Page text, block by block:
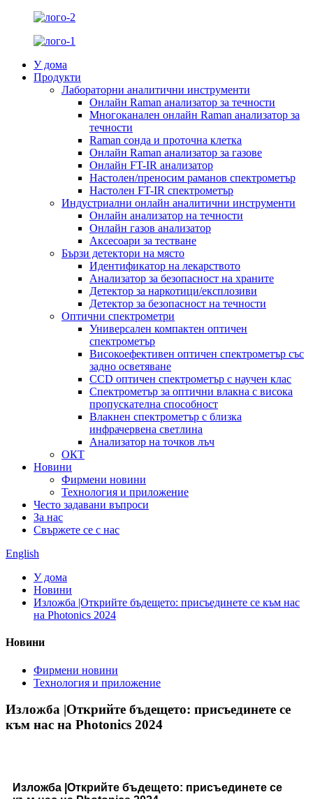
У дома
Продукти
Лабораторни аналитични инструменти
Онлайн Raman анализатор за течности
Многоканален онлайн Raman анализатор за
течности
Raman сонда и проточна клетка
Онлайн Raman анализатор за газове
Онлайн FT-IR анализатор
Настолен/преносим раманов спектрометър
Настолен FT-IR спектрометър
Индустриални онлайн аналитични инструменти
Онлайн анализатор на течности
Онлайн газов анализатор
Аксесоари за тестване
Бързи детектори на място
Идентификатор на лекарството
Анализатор за безопасност на храните
Детектор за наркотици/експлозиви
Детектор за безопасност на течности
Оптични спектрометри
Универсален компактен оптичен
спектрометър
Високоефективен оптичен спектрометър със
задно осветяване
CCD оптичен спектрометър с научен клас
Спектрометър за оптични влакна с висока
пропускателна способност
Влакнен спектрометър с близка
инфрачервена светлина
Анализатор на точков лъч
ОКТ
Новини
Фирмени новини
Технология и приложение
Често задавани въпроси
За нас
Свържете се с нас
English
У дома
Новини
Изложба |Открийте бъдещето: присъединете се към нас
на Photonics 2024
Новини
Фирмени новини
Технология и приложение
Изложба |Открийте бъдещето: присъединете се
към нас на Photonics 2024
Изложба |Открийте бъдещето: присъединете се